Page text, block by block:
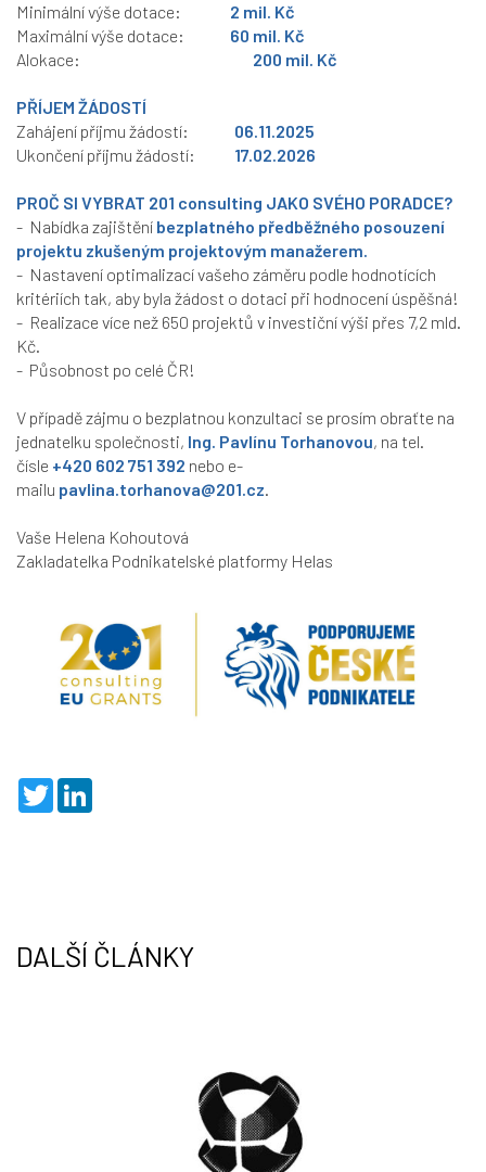
Minimální výše dotace: 2 mil. Kč
Maximální výše dotace: 60 mil. Kč
Alokace:
200 mil. Kč
PŘÍJEM ŽÁDOSTÍ
Zahájení příjmu žádostí: 06.11.2025
Ukončení příjmu žádostí: 17.02.2026
PROČ SI VYBRAT 201 consulting JAKO SVÉHO PORADCE?
- Nabídka zajištění bezplatného předběžného posouzení
projektu zkušeným projektovým manažerem.
- Nastavení optimalizací vašeho záměru podle hodnotících
kritériích tak, aby byla žádost o dotaci při hodnocení úspěšná!
- Realizace více než 650 projektů v investiční výši přes 7,2 mld.
Kč.
- Působnost po celé ČR!
V případě zájmu o bezplatnou konzultaci se prosím obraťte na
jednatelku společnosti, Ing. Pavlínu Torhanovou, na tel.
čísle +420 602 751 392 nebo e-
mailu pavlina.torhanova@201.cz.
Vaše Helena Kohoutová
Zakladatelka Podnikatelské platformy Helas
T
w
DALŠÍ ČLÁNKY